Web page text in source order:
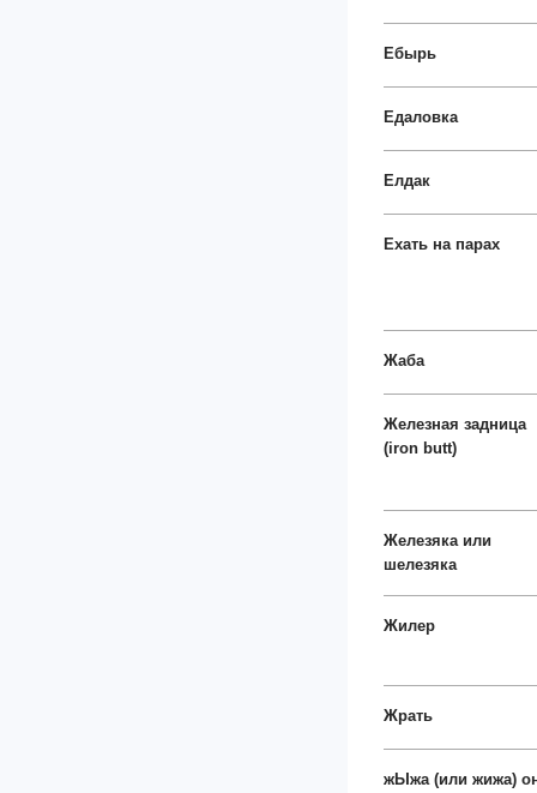
Ебырь
Едаловка
Елдак
Ехать на парах
Жаба
Железная задница
(iron butt)
Железяка или
шелезяка
Жилер
Жрать
жЫжа (или жижа)